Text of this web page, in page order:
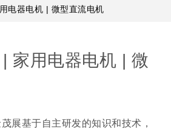
电器电机 | 微型直流电机
家用电器电机 | 微
展基于自主研发的知识和技术，